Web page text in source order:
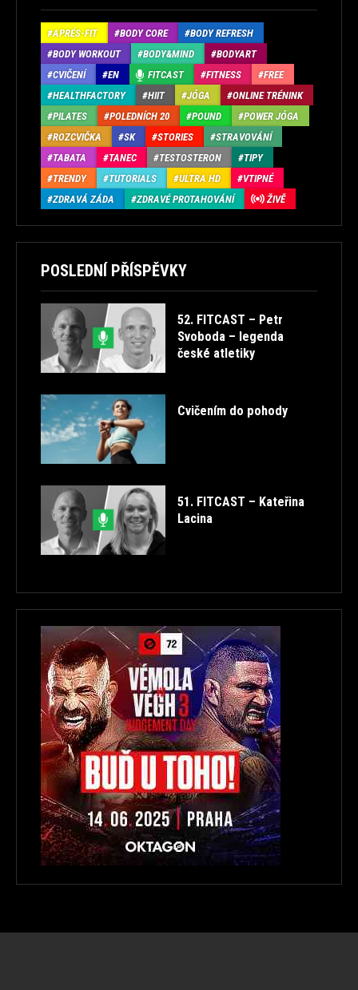
APRÉS-FIT BODY CORE
BODY REFRESH
BODY WORKOUT
BODY&MIND
BODYART
CVIČENÍ
EN FITCAST FITNESS
FREE
HEALTHFACTORY
HIIT JÓGA
ONLINE TRÉNINK
PILATES
POLEDNÍCH 20 POUND
POWER JÓGA
ROZCVIČKA
SK STORIES
STRAVOVÁNÍ
TABATA
TANEC TESTOSTERON
TIPY
TRENDY
TUTORIALS ULTRA HD
VTIPNÉ
ZDRAVÁ ZÁDA
ZDRAVÉ PROTAHOVÁNÍ ŽIVĚ
POSLEDNÍ PŘÍSPĚVKY
52. FITCAST – Petr
Svoboda – legenda
české atletiky
Cvičením do pohody
51. FITCAST – Kateřina
Lacina